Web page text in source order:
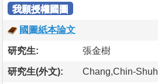
我願授權國圖
國圖紙本論文
研究生: 張金樹
研究生(外文): Chang,Chin-Shuh